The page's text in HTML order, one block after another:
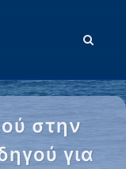
στην
για